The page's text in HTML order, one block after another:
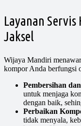
Layanan
Jaksel
Wijaya Mandiri
kompor Anda berfungsi
Pembersihan
untuk menjaga
dengan baik,
Perbaikan
tidak menyala,